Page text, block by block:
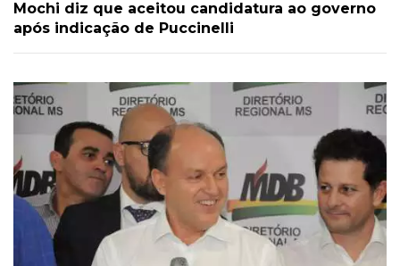
Mochi diz que aceitou candidatura ao governo
após indicação de Puccinelli